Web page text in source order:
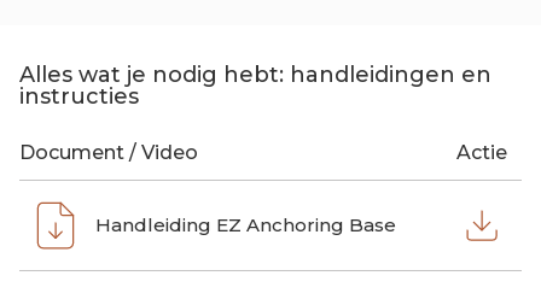
Alles wat je nodig hebt: handleidingen en
instructies
Document / Video Actie
Handleiding EZ Anchoring Base